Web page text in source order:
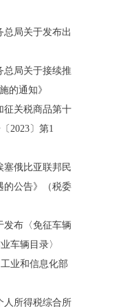
总局关于发布出
总局关于接续推
的通知》
征关税商品第十
2023〕第1
塞俄比亚联邦民
的公告》（税委
发布〈免征车辆
车辆目录〉
业和信息化部
人所得税综合所